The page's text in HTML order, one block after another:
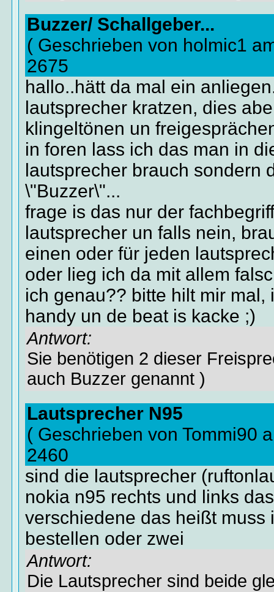
Buzzer/ Schallgeber...
( Geschrieben von holmic1
2675
hallo..hätt da mal ein
lautsprecher kratzen, dies
klingeltönen un
in foren lass ich das man in
lautsprecher brauch sondern
\"Buzzer\"...
frage is das nur der
lautsprecher un falls nein,
einen oder für jeden
oder lieg ich da mit allem
ich genau?? bitte hilt mir mal,
handy un de beat is kacke ;)
Antwort:
Sie benötigen 2 dieser
auch Buzzer genannt )
Lautsprecher N95
( Geschrieben von Tommi90
2460
sind die lautsprecher
nokia n95 rechts und links
verschiedene das heißt muss
bestellen oder zwei
Antwort:
Die Lautsprecher sind beide